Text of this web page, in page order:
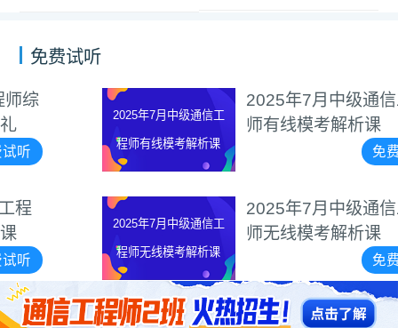
免费试听
2025年7月中级通信工
程师有线模考解析课
2025年7月中级通信工程
师有线模考解析课
2025年7月中级通信工
程师无线模考解析课
2025年7月中级通信工程
师无线模考解析课